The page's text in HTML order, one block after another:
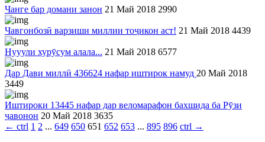
Чанге бар домани занон 21 Май 2018 2990
Чавгонбозӣ варзиши миллии тоҷикон аст! 21 Май 2018 4439
Нууули хурӯсум алала... 21 Май 2018 6577
Дар Дави миллӣ 436624 нафар иштирок намуд 20 Май 2018
3449
Иштироки 13445 нафар дар веломарафон бахшида ба Рӯзи
ҷавонон 20 Май 2018 3635
← ctrl 1 2 ... 649 650 651 652 653 ... 895 896 ctrl →